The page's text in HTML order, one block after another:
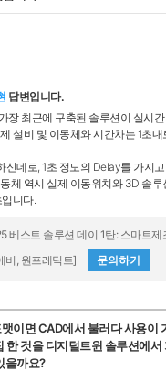
답변입니다.
장 최근에 구축된 솔루션이 실시
설비 및 이동체와 시간차는 1초
신데로, 1초 정도의 Delay를 가지
체 역시 실제 이동위치와 3D 솔
니다.
베스트 솔루션 데이 1탄: 스마트제
버, 원프레딕트]
문의하기
이면 CAD에서 불러다 사용이
한 것을 디지털트윈 솔루션에서
을까요?